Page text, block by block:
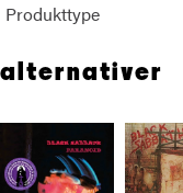
Produkttype
alternativer